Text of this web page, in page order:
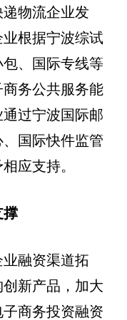
递物流企业发
根据宁波综试
、国际专线等
务公共服务能
过宁波国际邮
国际快件监管
应支持。
撑
业融资渠道拓
新产品，加大
商务投资融资